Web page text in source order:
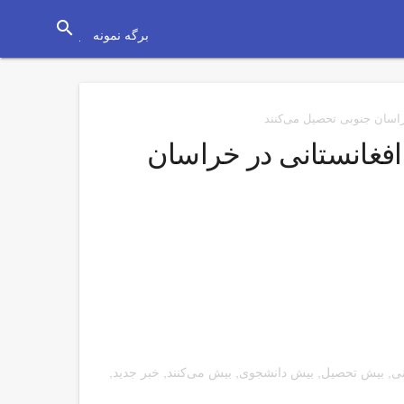
برگه نمونه search
افغانستانی در خراسان
بیش تحصیل بیش دانشجوی بیش می‌کنند خبر جدید